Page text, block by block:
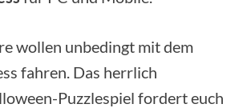
wollen unbedingt mit dem
fahren. Das herrlich
Puzzlespiel fordert euch